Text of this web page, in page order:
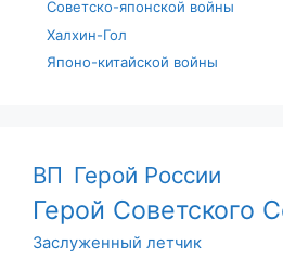
Советско-японской войны
Халхин-Гол
Японо-китайской войны
ВП Герой России
Герой Советского
Заслуженный летчик